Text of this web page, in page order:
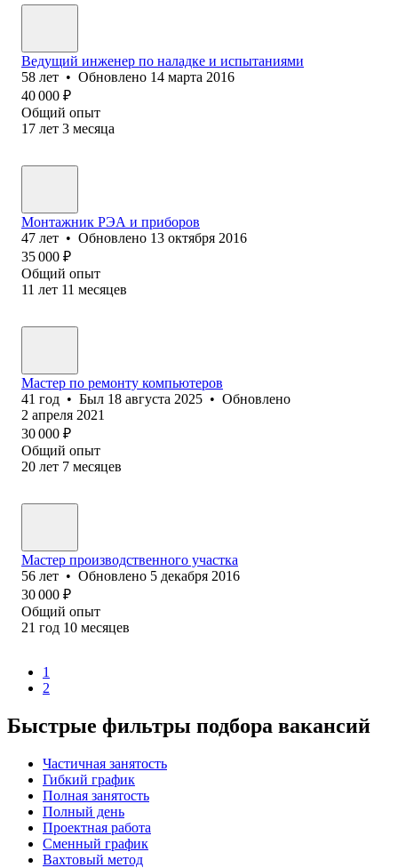
Ведущий инженер по наладке и испытаниями
58 лет • Обновлено 14 марта 2016
40 000 ₽
Общий опыт
17 лет 3 месяца
Монтажник РЭА и приборов
47 лет • Обновлено 13 октября 2016
35 000 ₽
Общий опыт
11 лет 11 месяцев
Мастер по ремонту компьютеров
41 год • Был 18 августа 2025 • Обновлено
2 апреля 2021
30 000 ₽
Общий опыт
20 лет 7 месяцев
Мастер производственного участка
56 лет • Обновлено 5 декабря 2016
30 000 ₽
Общий опыт
21 год 10 месяцев
1
2
Быстрые фильтры подбора вакансий
Частичная занятость
Гибкий график
Полная занятость
Полный день
Проектная работа
Сменный график
Вахтовый метод